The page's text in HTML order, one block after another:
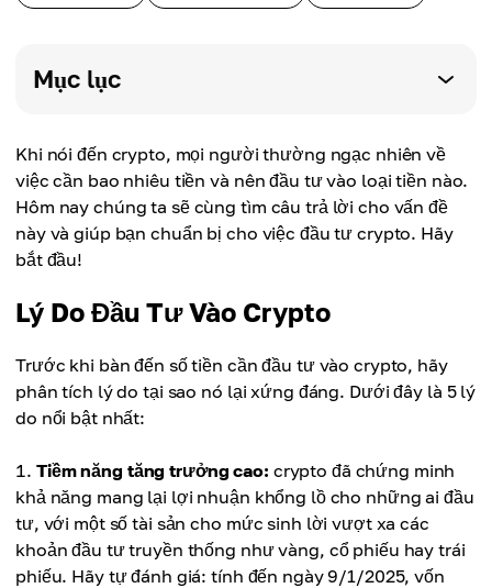
Mục lục
Khi nói đến crypto, mọi người thường ngạc nhiên về
việc cần bao nhiêu tiền và nên đầu tư vào loại tiền nào.
Hôm nay chúng ta sẽ cùng tìm câu trả lời cho vấn đề
này và giúp bạn chuẩn bị cho việc đầu tư crypto. Hãy
bắt đầu!
Lý Do Đầu Tư Vào Crypto
Trước khi bàn đến số tiền cần đầu tư vào crypto, hãy
phân tích lý do tại sao nó lại xứng đáng. Dưới đây là 5 lý
do nổi bật nhất:
Tiềm năng tăng trưởng cao: crypto đã chứng minh
khả năng mang lại lợi nhuận khổng lồ cho những ai đầu
tư, với một số tài sản cho mức sinh lời vượt xa các
khoản đầu tư truyền thống như vàng, cổ phiếu hay trái
phiếu. Hãy tự đánh giá: tính đến ngày 9/1/2025, vốn